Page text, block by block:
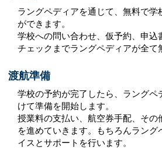
ラングペディアを通じて、無料で学
ができます。
学校への問い合わせ、仮予約、申込
チェックまでラングペディアが全て
渡航準備
学校の予約が完了したら、ラングペ
けて準備を開始します。
授業料の支払い、航空券手配、その
を進めていきます。もちろんラン
イスとサポートを行います。